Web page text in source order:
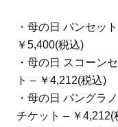
・母の日 パンセッ
￥5,400(税込)
・母の日 スコーン
ト – ￥4,212(税込)
・母の日 パングラ
チケット – ￥4,212(